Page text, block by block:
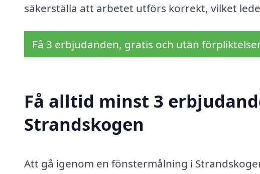
säkerställa att arbetet utförs korrekt, vilket
Få 3 erbjudanden, gratis och utan
Få alltid minst 3
Strandskogen
Att gå igenom en fönstermålning i